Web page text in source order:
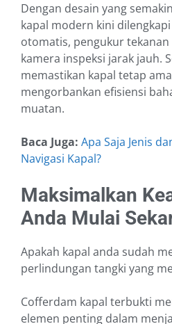
Dengan desain yang
kapal modern kini
otomatis, pengukur
kamera inspeksi jarak jauh.
memastikan kapal tetap
mengorbankan efisiensi
muatan.
Baca Juga: Apa Saja Jenis
Navigasi Kapal?
Maksimalkan
Anda Mulai
Apakah kapal anda sudah
perlindungan tangki yang
Cofferdam kapal terbukti
elemen penting dalam